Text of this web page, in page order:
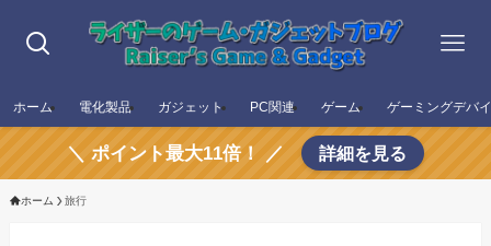
ホーム 電化製品 ガジェット PC関連 ゲーム ゲーミングデバ
＼ ポイント最大11倍！ ／ 詳細を見る
ホーム 旅行